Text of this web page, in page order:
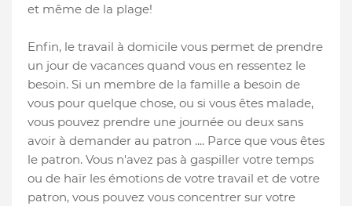
et même de la plage!
Enfin, le travail à domicile vous permet de prendre
un jour de vacances quand vous en ressentez le
besoin. Si un membre de la famille a besoin de
vous pour quelque chose, ou si vous êtes malade,
vous pouvez prendre une journée ou deux sans
avoir à demander au patron .... Parce que vous êtes
le patron. Vous n'avez pas à gaspiller votre temps
ou de haïr les émotions de votre travail et de votre
patron, vous pouvez vous concentrer sur votre